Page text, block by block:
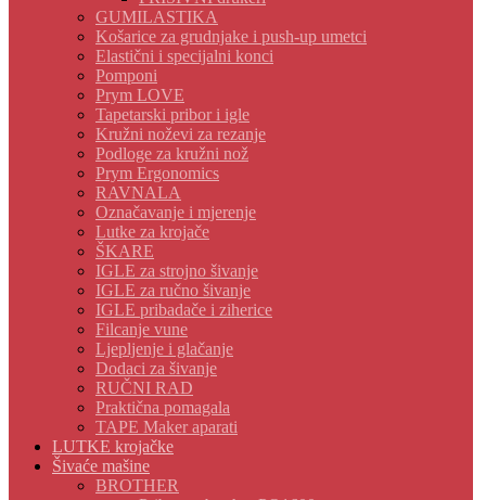
GUMILASTIKA
Košarice za grudnjake i push-up umetci
Elastični i specijalni konci
Pomponi
Prym LOVE
Tapetarski pribor i igle
Kružni noževi za rezanje
Podloge za kružni nož
Prym Ergonomics
RAVNALA
Označavanje i mjerenje
Lutke za krojače
ŠKARE
IGLE za strojno šivanje
IGLE za ručno šivanje
IGLE pribadače i ziherice
Filcanje vune
Ljepljenje i glačanje
Dodaci za šivanje
RUČNI RAD
Praktična pomagala
TAPE Maker aparati
LUTKE krojačke
Šivaće mašine
BROTHER